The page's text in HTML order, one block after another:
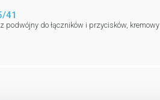
41
podwójny do łączników i przycisków, kremowy